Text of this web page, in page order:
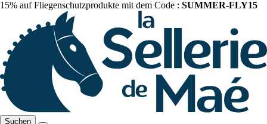
15% auf Fliegenschutzprodukte mit dem Code : SUMMER-FLY15
Suchen